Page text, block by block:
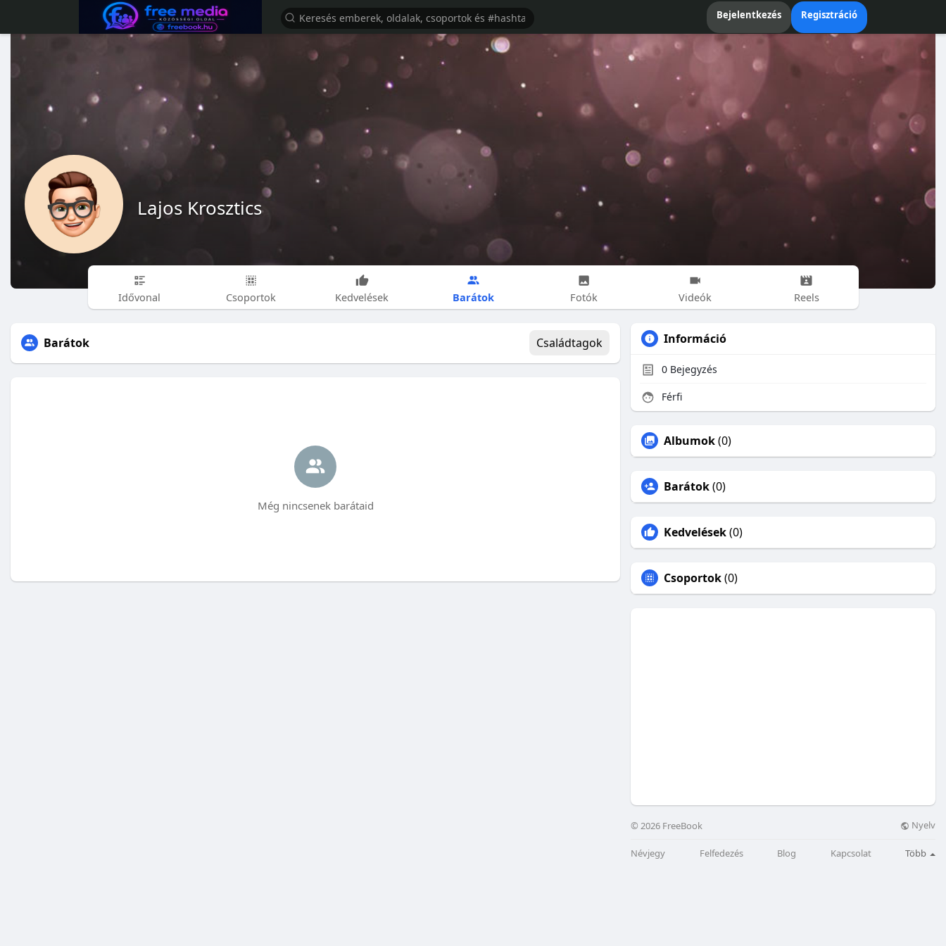
Bejelentkezés Regisztráció
Lajos Krosztics
Idővonal Csoportok Kedvelések Barátok Fotók Videók Reels
Barátok Családtagok
Még nincsenek barátaid
Információ
0 Bejegyzés
Férfi
Albumok(0)
Barátok(0)
Kedvelések(0)
Csoportok(0)
© 2026 FreeBook Nyelv
Névjegy Felfedezés Blog Kapcsolat Több